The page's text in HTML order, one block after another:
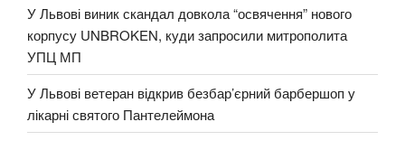
У Львові виник скандал довкола “освячення” нового
корпусу UNBROKEN, куди запросили митрополита
УПЦ МП
У Львові ветеран відкрив безбар’єрний барбершоп у
лікарні святого Пантелеймона